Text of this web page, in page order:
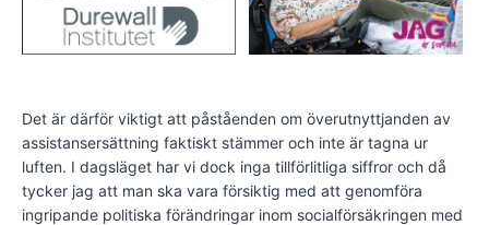
Det är därför viktigt att påståenden om överutnyttjanden av
assistansersättning faktiskt stämmer och inte är tagna ur
luften. I dagsläget har vi dock inga tillförlitliga siffror och då
tycker jag att man ska vara försiktig med att genomföra
ingripande politiska förändringar inom socialförsäkringen med